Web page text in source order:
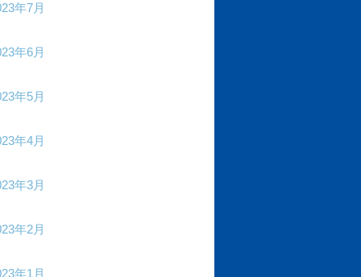
年7月
年6月
年5月
年4月
年3月
年2月
年1月